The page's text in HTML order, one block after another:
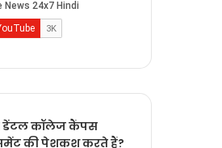
डेंटल कॉलेज कैंपस
की पेशकश करते हैं?